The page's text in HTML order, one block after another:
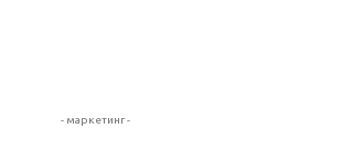
- маркетинг -